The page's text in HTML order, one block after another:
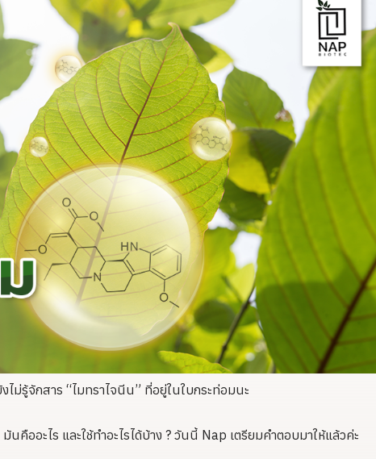
รู้จักสาร “ไมทราไจนีน” ที่อยู่ในใบกระท่อมนะ
คืออะไร และใช้ทำอะไรได้บ้าง ? วันนี้ Nap เตรียมคำตอบมาให้แล้วค่ะ